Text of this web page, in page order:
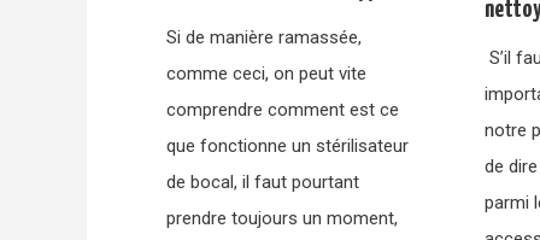
Si de manière ramassée,
comme ceci, on peut vite
comprendre comment est ce
que fonctionne un stérilisateur
de bocal, il faut pourtant
prendre toujours un moment,
S’il
notre
de
parmi